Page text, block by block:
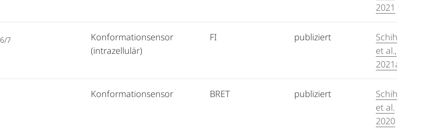
2021
7
Konformationsensor
(intrazellulär)
FI publiziert
Schihada
et al.,
2021a
Konformationsensor BRET publiziert
Schihada
et al.
2020